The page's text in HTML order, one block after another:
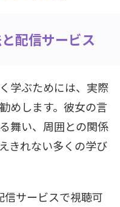
配信サービス
学ぶためには、実際
めします。彼女の言
舞い、周囲との関係
きれない多くの学び
信サービスで視聴可